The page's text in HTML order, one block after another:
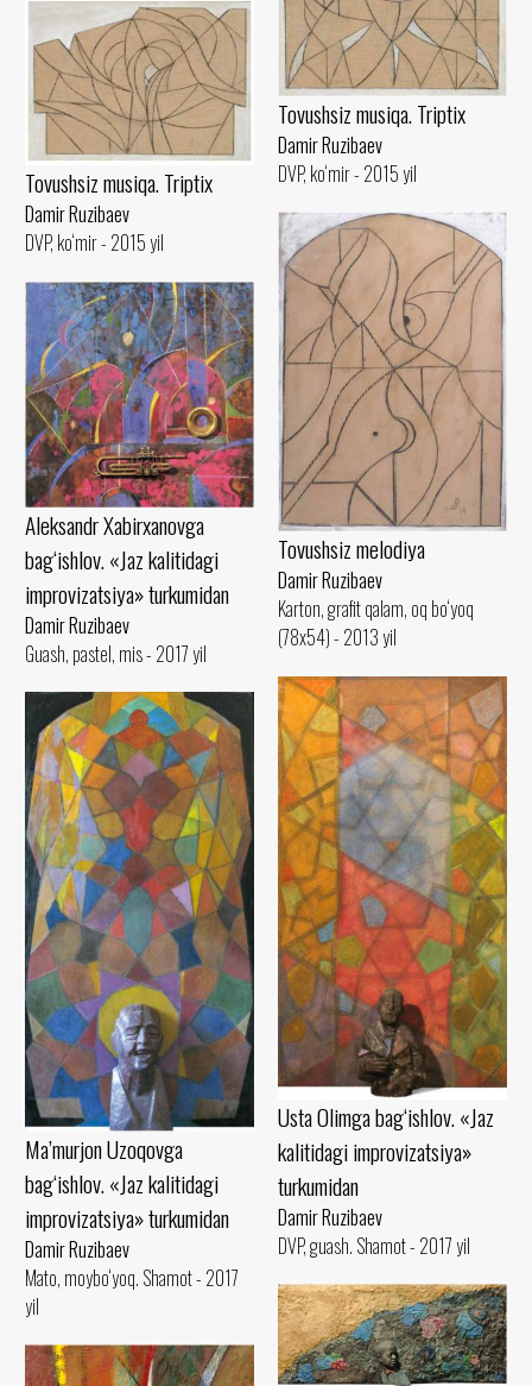
Tovushsiz musiqa. Triptix
Damir Ruzibaev
DVP, ko‘mir - 2015 yil
Tovushsiz musiqa. Triptix
Damir Ruzibaev
DVP, ko‘mir - 2015 yil
Tovushsiz melodiya
Damir Ruzibaev
Karton, grafit qalam, oq bo‘yoq
(78x54) - 2013 yil
Aleksandr Xabirxanovga
bag‘ishlov. «Jaz kalitidagi
improvizatsiya» turkumidan
Damir Ruzibaev
Guash, pastel, mis - 2017 yil
Usta Olimga bag‘ishlov. «Jaz
kalitidagi improvizatsiya»
turkumidan
Damir Ruzibaev
DVP, guash. Shamot - 2017 yil
Ma’murjon Uzoqovga
bag‘ishlov. «Jaz kalitidagi
improvizatsiya» turkumidan
Damir Ruzibaev
Mato, moybo‘yoq. Shamot - 2017
yil